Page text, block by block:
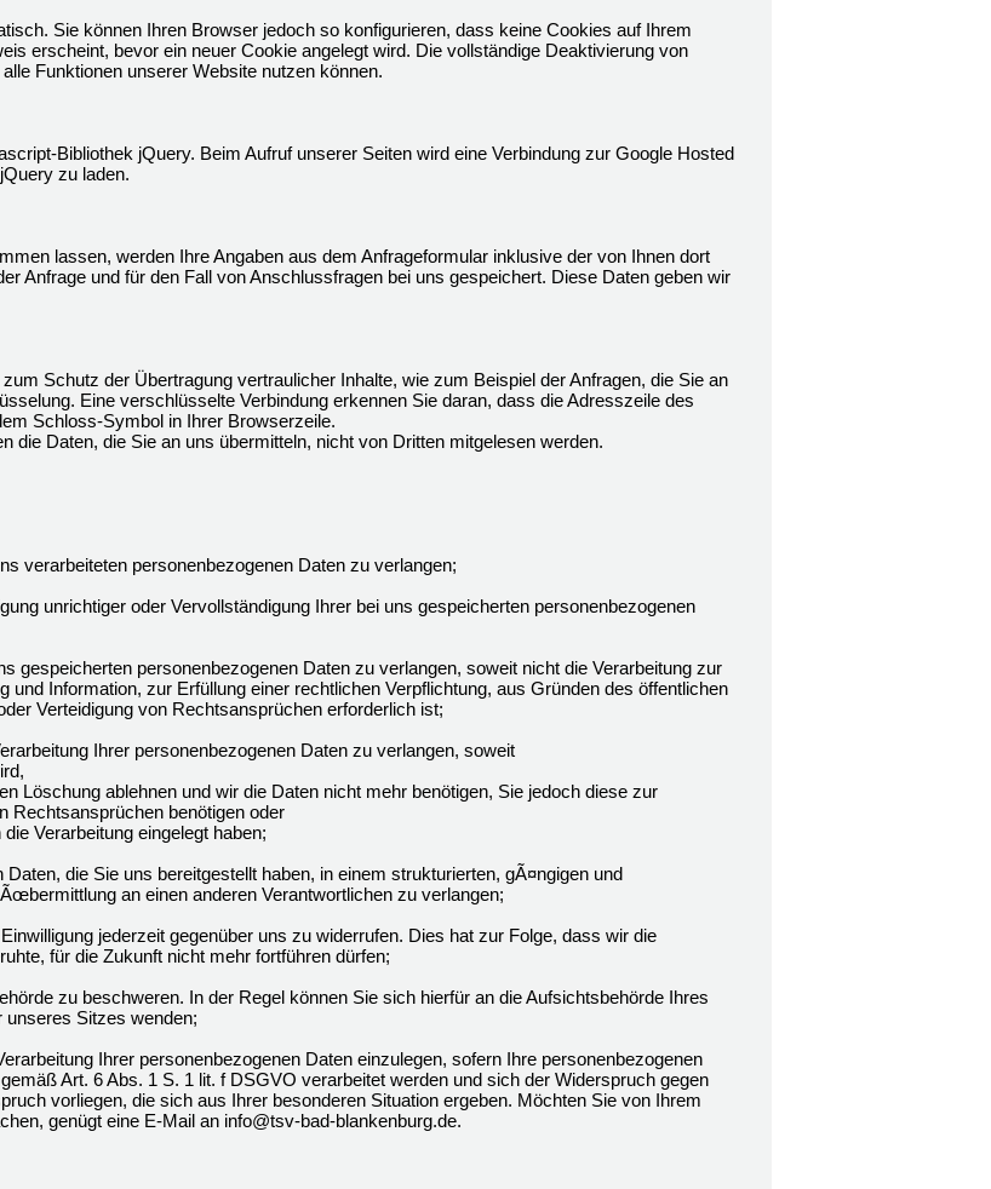
Sie können Ihren Browser jedoch so konfigurieren, dass keine Cookies auf Ihrem
erscheint, bevor ein neuer Cookie angelegt wird. Die vollständige Deaktivierung von
Funktionen unserer Website nutzen können.
Bibliothek jQuery. Beim Aufruf unserer Seiten wird eine Verbindung zur Google Hosted
zu laden.
lassen, werden Ihre Angaben aus dem Anfrageformular inklusive der von Ihnen dort
Anfrage und für den Fall von Anschlussfragen bei uns gespeichert. Diese Daten geben wir
Schutz der Übertragung vertraulicher Inhalte, wie zum Beispiel der Anfragen, die Sie an
Eine verschlüsselte Verbindung erkennen Sie daran, dass die Adresszeile des
Schloss-Symbol in Ihrer Browserzeile.
die Daten, die Sie an uns übermitteln, nicht von Dritten mitgelesen werden.
verarbeiteten personenbezogenen Daten zu verlangen;
unrichtiger oder Vervollständigung Ihrer bei uns gespeicherten personenbezogenen
gespeicherten personenbezogenen Daten zu verlangen, soweit nicht die Verarbeitung zur
Information, zur Erfüllung einer rechtlichen Verpflichtung, aus Gründen des öffentlichen
Verteidigung von Rechtsansprüchen erforderlich ist;
Ihrer personenbezogenen Daten zu verlangen, soweit
Löschung ablehnen und wir die Daten nicht mehr benötigen, Sie jedoch diese zur
Rechtsansprüchen benötigen oder
Verarbeitung eingelegt haben;
die Sie uns bereitgestellt haben, in einem strukturierten, gÃ¤ngigen und
an einen anderen Verantwortlichen zu verlangen;
jederzeit gegenüber uns zu widerrufen. Dies hat zur Folge, dass wir die
für die Zukunft nicht mehr fortführen dürfen;
zu beschweren. In der Regel können Sie sich hierfür an die Aufsichtsbehörde Ihres
unseres Sitzes wenden;
Ihrer personenbezogenen Daten einzulegen, sofern Ihre personenbezogenen
Art. 6 Abs. 1 S. 1 lit. f DSGVO verarbeitet werden und sich der Widerspruch gegen
vorliegen, die sich aus Ihrer besonderen Situation ergeben. Möchten Sie von Ihrem
genügt eine E-Mail an info@tsv-bad-blankenburg.de.